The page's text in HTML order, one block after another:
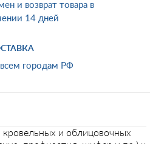
и возврат товара в
14 дней
городам РФ
и облицовочных